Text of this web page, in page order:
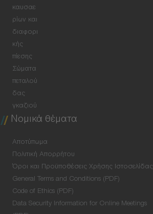
καυσαε
ρίων και
διαφορι
κής
πίεσης
Σώματα
πεταλού
δας
γκαζιού
Νομικά θέματα
Αποτύπωμα
Πολιτική Απορρήτου
Όροι και Προϋποθέσεις Χρήσης Ιστοσελίδας
General Terms and Conditions (PDF)
Code of Ethics (PDF)
Data Security Information for Online Meetings